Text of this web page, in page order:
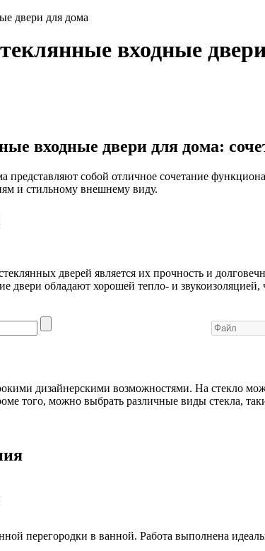
двери для дома
входные
входные двери для дома:
представляют собой отличное сочетание
и стильному внешнему виду.
дверей является их прочность и
двери обладают хорошей тепло- и
дизайнерскими возможностями. На стекло
того, можно выбрать различные виды стекла,
перегородки в ванной. Работа выполнена